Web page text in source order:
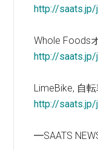
http://
Whole Foods
http://
LimeBike, 自
http://
━SAATS